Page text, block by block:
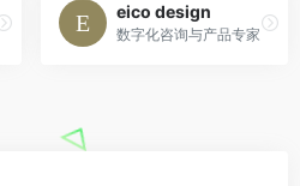
eico design
数字化咨询与产品专家